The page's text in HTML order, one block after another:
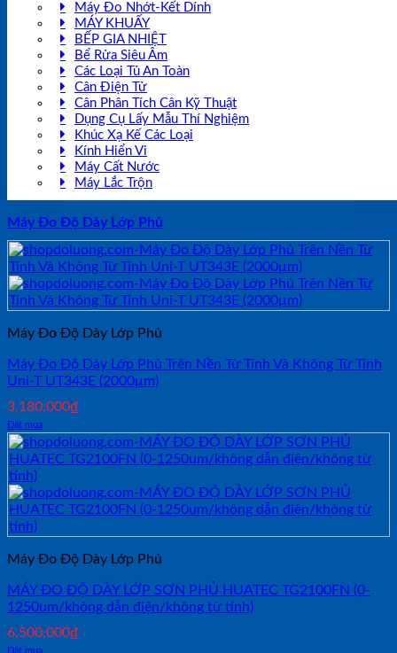
Máy Đo Nhớt-Kết Dính
MÁY KHUẤY
BẾP GIA NHIỆT
Bể Rửa Siêu Âm
Các Loại Tủ An Toàn
Cân Điện Tử
Cân Phân Tích Cân Kỹ Thuật
Dụng Cụ Lấy Mẫu Thí Nghiệm
Khúc Xạ Kế Các Loại
Kính Hiển Vi
Máy Cất Nước
Máy Lắc Trộn
Máy Đo Độ Dày Lớp Phủ
Máy Đo Độ Dày Lớp Phủ
Máy Đo Độ Dày Lớp Phủ Trên Nền Từ Tính Và Không Từ Tính
Uni-T UT343E (2000μm)
3,180,000₫
Đặt mua
Máy Đo Độ Dày Lớp Phủ
MÁY ĐO ĐỘ DÀY LỚP SƠN PHỦ HUATEC TG2100FN (0-
1250um/không dẫn điện/không từ tính)
6,500,000₫
Đặt mua